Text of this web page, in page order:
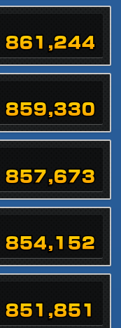
861,244
859,330
857,673
854,152
851,851